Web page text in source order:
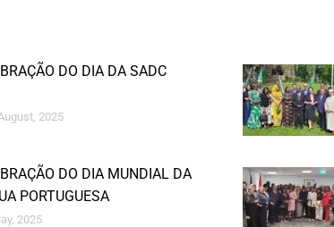
DO DIA DA SADC
2025
DO DIA MUNDIAL DA
PORTUGUESA
2025